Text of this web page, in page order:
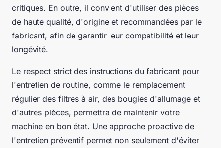
critiques. En outre, il convient d'utiliser des pièces
de haute qualité, d'origine et recommandées par le
fabricant, afin de garantir leur compatibilité et leur
longévité.
Le respect strict des instructions du fabricant pour
l'entretien de routine, comme le remplacement
régulier des filtres à air, des bougies d'allumage et
d'autres pièces, permettra de maintenir votre
machine en bon état. Une approche proactive de
l'entretien préventif permet non seulement d'éviter